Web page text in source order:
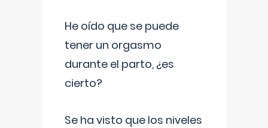
He oído que se puede
tener un orgasmo
durante el parto, ¿es
cierto?
Se ha visto que los niveles